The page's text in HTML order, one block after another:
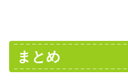
まとめ